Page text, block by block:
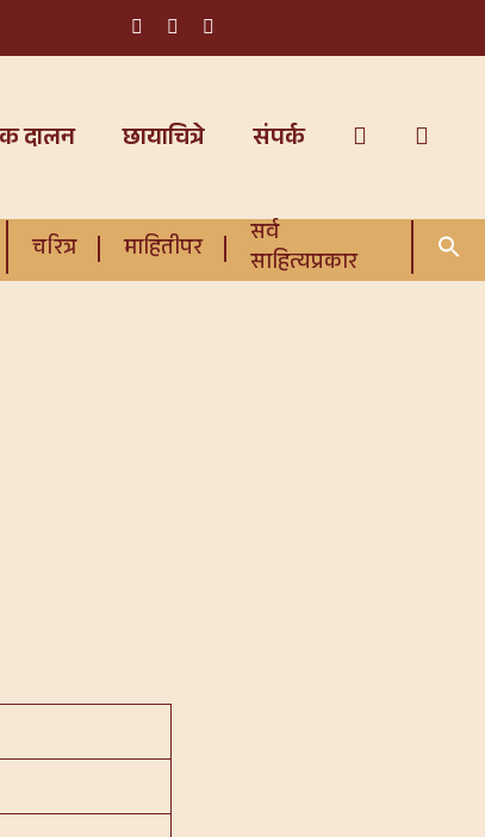
दालन छायाचित्रे संपर्क
चरित्र माहितीपर
सर्व
साहित्यप्रकार